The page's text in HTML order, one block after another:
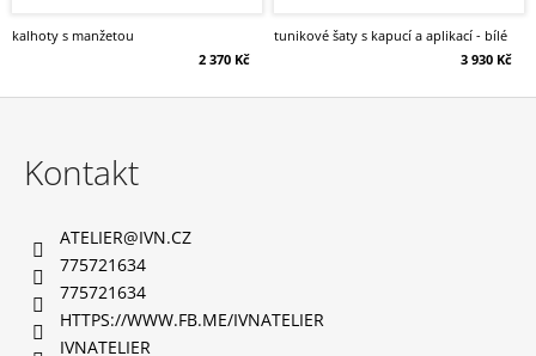
kalhoty s manžetou
2 370 Kč
tunikové šaty s kapucí a aplikací - bílé
3 930 Kč
Kontakt
ATELIER@IVN.CZ
775721634
775721634
HTTPS://WWW.FB.ME/IVNATELIER
IVNATELIER